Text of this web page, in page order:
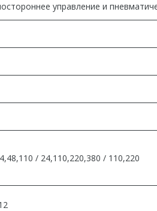
управление и
/ 24,110,220,380 / 110,220